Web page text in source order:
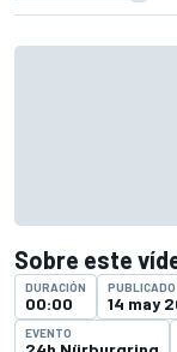
Sobre este
DURACIÓN
00:00
PUBLICADO
14 may
EVENTO